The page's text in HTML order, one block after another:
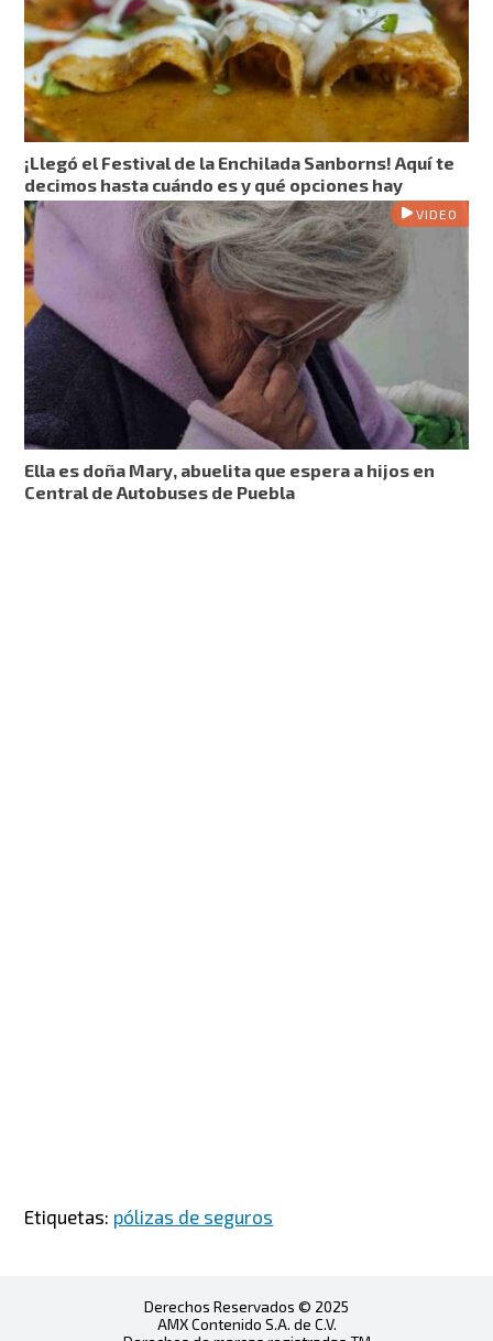
¡Llegó el Festival de la Enchilada Sanborns! Aquí te
decimos hasta cuándo es y qué opciones hay
VIDEO
Ella es doña Mary, abuelita que espera a hijos en
Central de Autobuses de Puebla
Etiquetas: pólizas de seguros
Derechos Reservados © 2025
AMX Contenido S.A. de C.V.